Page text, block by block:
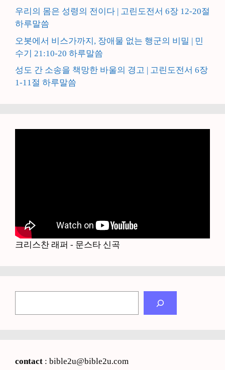
우리의 몸은 성령의 전이다 | 고린도전서 6장 12-20절
하루말씀
오봇에서 비스가까지, 장애물 없는 행군의 비밀 | 민
수기 21:10-20 하루말씀
성도 간 소송을 책망한 바울의 경고 | 고린도전서 6장
1-11절 하루말씀
크리스찬 래퍼 - 문스타 신곡
contact : bible2u@bible2u.com